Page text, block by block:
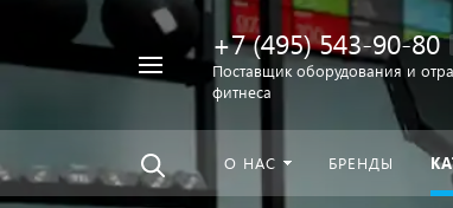
Например,
+7 (495) 543-90-80
Поставщик оборудования и
фитнеса
О НАС БРЕНДЫ